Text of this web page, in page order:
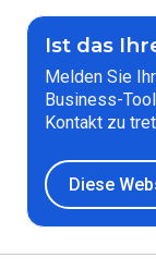
Ist das
Melden Sie
Business-
Kontakt zu
Diese